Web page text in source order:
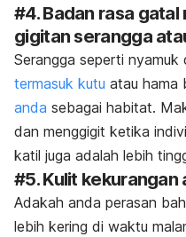
#4. Badan rasa
gigitan serangga
Serangga seperti
termasuk kutu atau hama
anda sebagai habitat.
dan menggigit ketika
katil juga adalah lebih
#5. Kulit kekurangan
Adakah anda perasan
lebih kering di waktu